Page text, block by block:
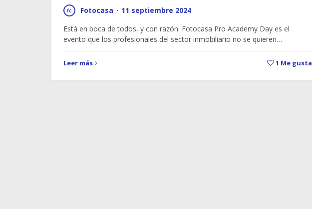
Fotocasa · 11 septiembre 2024
Está en boca de todos, y con razón. Fotocasa Pro Academy Day es el
evento que los profesionales del sector inmobiliario no se quieren…
Leer más 1 Me gusta